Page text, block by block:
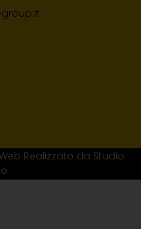
Realizzato da Studio